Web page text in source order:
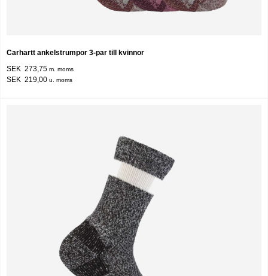
Carhartt ankelstrumpor 3-par till kvinnor
SEK 273,75 m. moms
SEK 219,00 u. moms